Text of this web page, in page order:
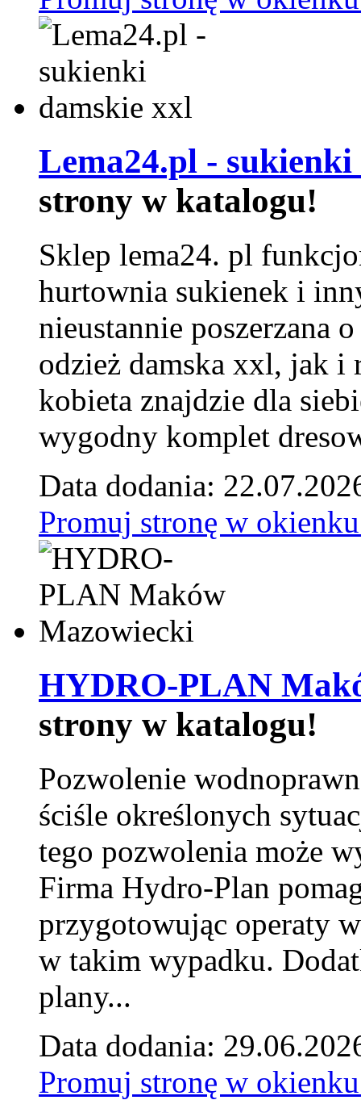
Lema24.pl -
strony w katalogu!
Sklep lema24. pl
hurtownia sukienek i
nieustannie poszerzana
odzież damska xxl, jak i
kobieta znajdzie dla
wygodny komplet
Data dodania:
Promuj stronę w
HYDRO-PLAN
strony w katalogu!
Pozwolenie
ściśle określonych
tego pozwolenia może
Firma Hydro-Plan
przygotowując operaty
w takim wypadku.
plany...
Data dodania:
Promuj stronę w